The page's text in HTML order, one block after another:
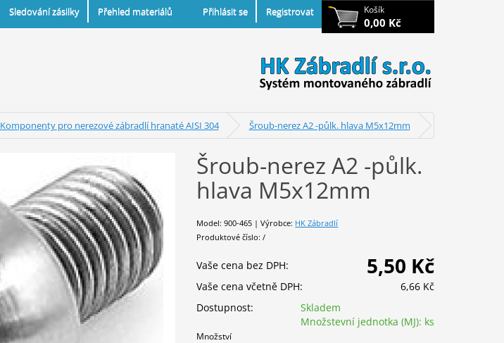
Košík
0,00 Kč
Sledování zásilky Přehled materiálů Přihlásit se Registrovat
Komponenty pro nerezové zábradlí hranaté AISI 304 Šroub-nerez A2 -půlk. hlava M5x12mm
Šroub-nerez A2 -půlk.
hlava M5x12mm
Model: 900-465 | Výrobce: HK Zábradlí
Produktové číslo: /
Vaše cena bez DPH: 5,50 Kč
Vaše cena včetně DPH:
6,66 Kč
Dostupnost:
Skladem
Množstevní jednotka (MJ): ks
Množství